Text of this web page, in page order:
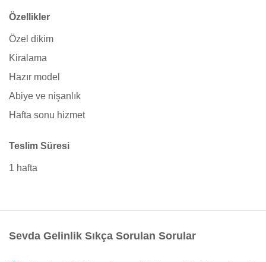
Özellikler
Özel dikim
Kiralama
Hazır model
Abiye ve nişanlık
Hafta sonu hizmet
Teslim Süresi
1 hafta
Sevda Gelinlik Sıkça Sorulan Sorular